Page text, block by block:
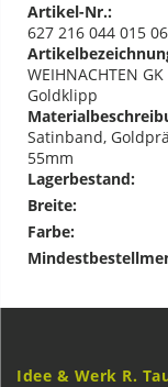
Artikel-Nr.:
627 216 044 015
WEIHNACHTEN
Goldklipp
Satinband,
55mm
Lagerbestand:
Breite:
Farbe:
Idee & Werk R.